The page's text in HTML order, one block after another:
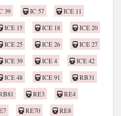
39 IC 57
ICE 11
ICE 15 ICE 18
ICE 20
ICE 25 ICE 26
ICE 27
ICE 39 ICE 4
ICE 42
ICE 48 ICE 91
RB31
RE3
RE4
RE70
RE8